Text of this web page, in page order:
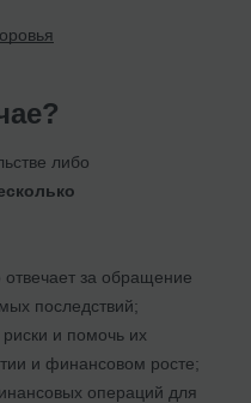
либо
за обращение
последствий;
и помочь их
и финансовом росте;
операций для